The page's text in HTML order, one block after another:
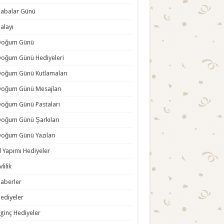
Günü
Günü
Günü Hediyeleri
Günü Kutlamaları
Günü Mesajları
Günü Pastaları
Günü Şarkıları
Günü Yazıları
Yapımı Hediyeler
Hediyeler